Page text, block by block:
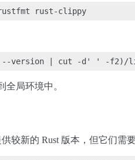
全局环境中。
较新的 Rust 版本，但它们